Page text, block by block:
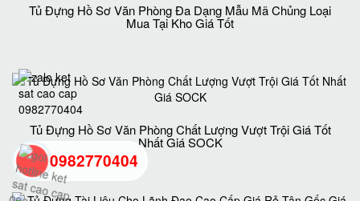
Tủ Đựng Hồ Sơ Văn Phòng Đa Dạng Mẫu Mã Chủng Loại
Mua Tại Kho Giá Tốt
Tủ Đựng Hồ Sơ Văn Phòng Chất Lượng Vượt Trội Giá Tốt
Nhất Giá SOCK
0982770404